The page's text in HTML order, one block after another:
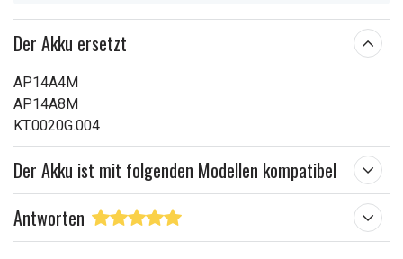
Der Akku ersetzt
AP14A4M
AP14A8M
KT.0020G.004
Der Akku ist mit folgenden Modellen kompatibel
Antworten